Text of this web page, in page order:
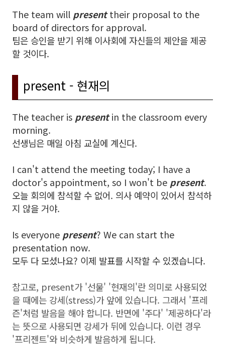
The team will present their proposal to the
board of directors for approval.
팀은 승인을 받기 위해 이사회에 자신들의 제안을 제공
할 것이다.
present - 현재의
The teacher is present in the classroom every
morning.
선생님은 매일 아침 교실에 계신다.
I can't attend the meeting today; I have a
doctor's appointment, so I won't be present.
오늘 회의에 참석할 수 없어. 의사 예약이 있어서 참석하
지 않을 거야.
Is everyone present? We can start the
presentation now.
모두 다 모셨나요? 이제 발표를 시작할 수 있겠습니다.
참고로, present가 '선물' '현재의'란 의미로 사용되었
을 때에는 강세(stress)가 앞에 있습니다. 그래서 '프레
즌'처럼 발음을 해야 합니다. 반면에 '주다' '제공하다'라
는 뜻으로 사용되면 강세가 뒤에 있습니다. 이런 경우
'프리젠트'와 비슷하게 발음하게 됩니다.